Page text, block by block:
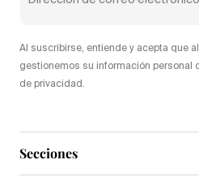
Secciones
Al suscribirse, entiende y acepta que
gestionemos su información personal
de privacidad.